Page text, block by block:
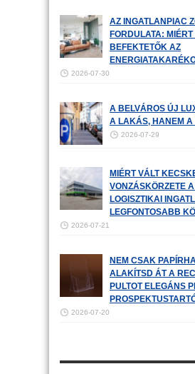
AZ INGATLANPIAC
FORDULATA:
BEFEKTETŐK AZ
2026-07-30
A BELVÁROS ÚJ
A LAKÁS, HANEM A
2026-07-29
MIÉRT VÁLT
VONZÁSKÖRZETE
LOGISZTIKAI
LEGFONTOSABB
2026-07-21
NEM CSAK
ALAKÍTSD ÁT A
PULTOT ELEGÁNS
2026-07-20